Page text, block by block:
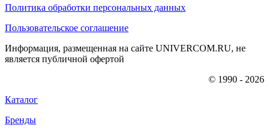
Политика обработки персональных данных
Пользовательское соглашение
Информация, размещенная на сайте UNIVERCOM.RU, не
является публичной офертой
© 1990 - 2026
Каталог
Бренды